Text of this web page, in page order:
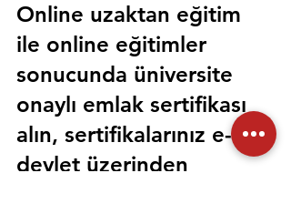
Online uzaktan eğitim
ile online eğitimler
sonucunda üniversite
onaylı emlak sertifikası
alın, sertifikalarınız e-
devlet üzerinden